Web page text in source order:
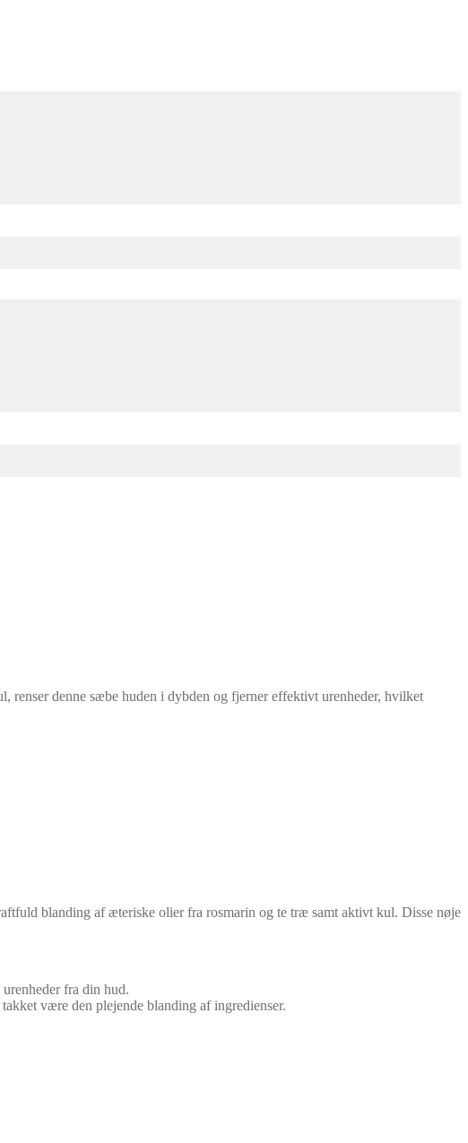
renser denne sæbe huden i dybden og fjerner effektivt urenheder, hvilket
blanding af æteriske olier fra rosmarin og te træ samt aktivt kul. Disse nøje
fra din hud.
være den plejende blanding af ingredienser.